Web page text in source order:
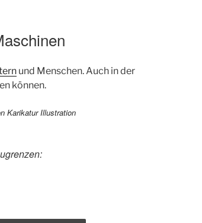
und Menschen. Auch in der
können.